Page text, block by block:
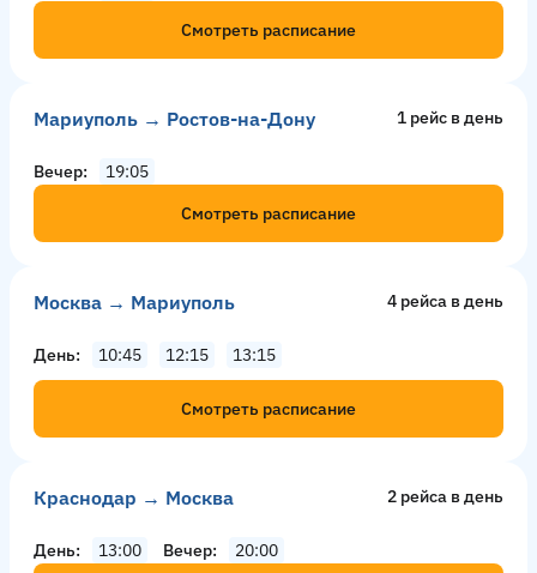
Смотреть расписание
Мариуполь → Ростов-на-Дону 1 рейс в день
Вечер
19:05
Смотреть расписание
Москва → Мариуполь 4 рейсa в день
День 10:45 12:15 13:15
Смотреть расписание
Краснодар → Москва 2 рейсa в день
День 13:00 Вечер
20:00